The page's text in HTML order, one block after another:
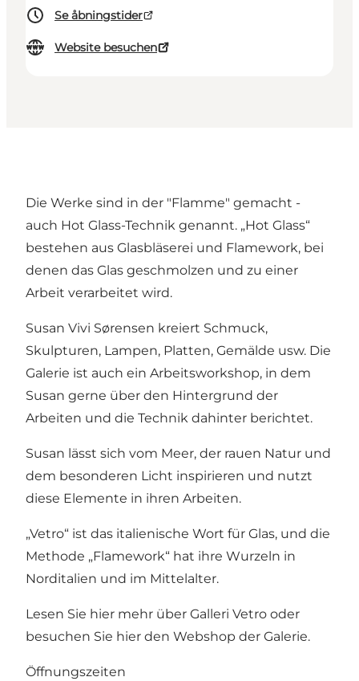
Se åbningstider
Website besuchen
Die Werke sind in der "Flamme" gemacht -
auch Hot Glass-Technik genannt. „Hot Glass“
bestehen aus Glasbläserei und Flamework, bei
denen das Glas geschmolzen und zu einer
Arbeit verarbeitet wird.
Susan Vivi Sørensen kreiert Schmuck,
Skulpturen, Lampen, Platten, Gemälde usw. Die
Galerie ist auch ein Arbeitsworkshop, in dem
Susan gerne über den Hintergrund der
Arbeiten und die Technik dahinter berichtet.
Susan lässt sich vom Meer, der rauen Natur und
dem besonderen Licht inspirieren und nutzt
diese Elemente in ihren Arbeiten.
„Vetro“ ist das italienische Wort für Glas, und die
Methode „Flamework“ hat ihre Wurzeln in
Norditalien und im Mittelalter.
Lesen Sie hier mehr über Galleri Vetro oder
besuchen Sie hier den Webshop der Galerie.
Öffnungszeiten